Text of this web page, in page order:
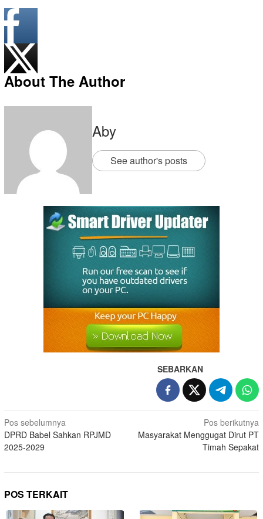
About The Author
Aby
See author's posts
SEBARKAN
Pos sebelumnya
DPRD Babel Sahkan RPJMD
2025-2029
Pos berikutnya
Masyarakat Menggugat Dirut PT
Timah Sepakat
POS TERKAIT